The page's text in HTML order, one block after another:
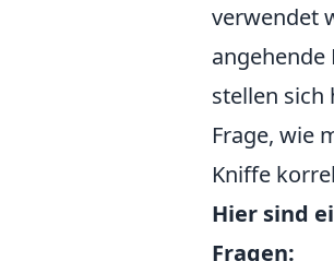
verwendet
angehende
stellen sich
Frage, wie
Kniffe
Hier sind
Fragen: